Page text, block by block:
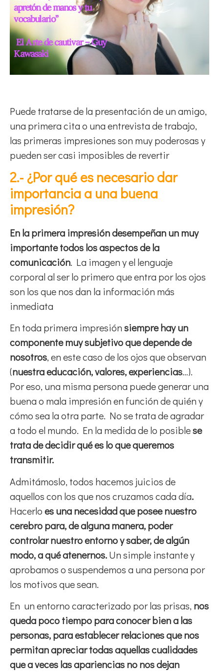
Puede tratarse de la presentación de un amigo,
una primera cita o una entrevista de trabajo,
las primeras impresiones son muy poderosas y
pueden ser casi imposibles de revertir
2.- ¿Por qué es necesario dar
importancia a una buena
impresión?
En la primera impresión desempeñan un muy
importante todos los aspectos de la
comunicación. La imagen y el lenguaje
corporal al ser lo primero que entra por los ojos
son los que nos dan la información más
inmediata
En toda primera impresiónsiempre hay un
componente muy subjetivo que depende de
nosotros, en este caso de los ojos que observan
(nuestra educación, valores, experiencias…).
Por eso, una misma persona puede generar una
buena o mala impresión en función de quién y
cómo sea la otra parte. No se trata de agradar
a todo el mundo. En la medida de lo posiblese
trata de decidir qué es lo que queremos
transmitir.
Admitámoslo, todos hacemos juicios de
aquellos con los que nos cruzamos cada día.
Hacerloes una necesidad que posee nuestro
cerebro para, de alguna manera, poder
controlar nuestro entorno y saber, de algún
modo, a qué atenernos.Un simple instante y
aprobamos o suspendemos a una persona por
los motivos que sean.
En un entorno caracterizado por las prisas, nos
queda poco tiempo para conocer bien a las
personas, para establecer relaciones que nos
permitan apreciar todas aquellas cualidades
que a veces las apariencias no nos dejan